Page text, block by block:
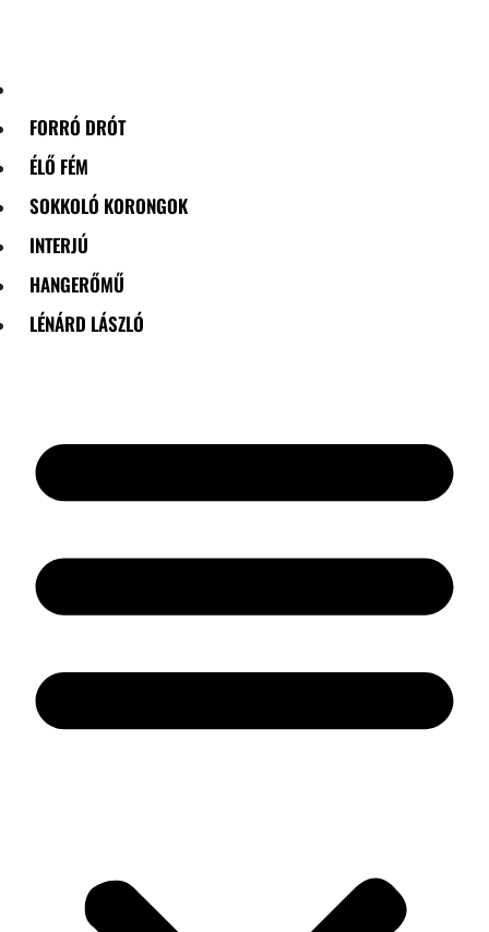
FORRÓ DRÓT
ÉLŐ FÉM
SOKKOLÓ KORONGOK
INTERJÚ
HANGERŐMŰ
LÉNÁRD LÁSZLÓ